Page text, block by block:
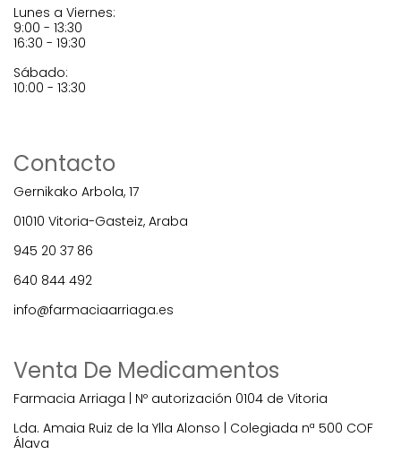
Lunes a Viernes:
9:00 - 13:30
16:30 - 19:30
Sábado:
10:00 - 13:30
Contacto
Gernikako Arbola, 17
01010 Vitoria-Gasteiz, Araba
945 20 37 86
640 844 492
info@farmaciaarriaga.es
Venta De Medicamentos
Farmacia Arriaga | Nº autorización 0104 de Vitoria
Lda. Amaia Ruiz de la Ylla Alonso | Colegiada nª 500 COF
Álava